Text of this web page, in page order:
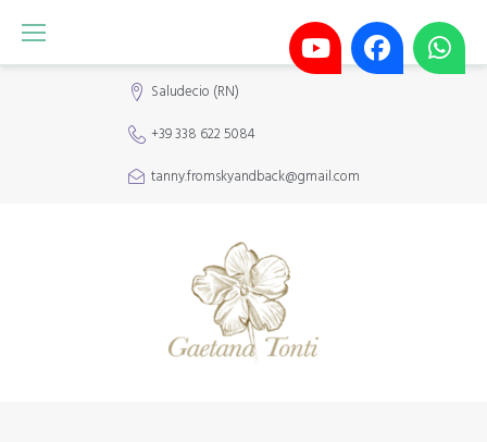
Saludecio (RN)
+39 338 622 5084
tanny.fromskyandback@gmail.com